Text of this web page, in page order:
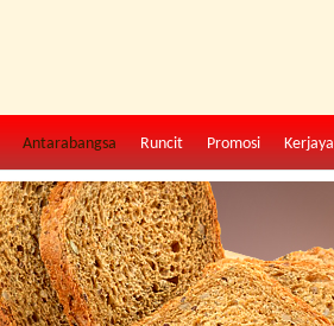
Antarabangsa Runcit Promosi Kerjaya